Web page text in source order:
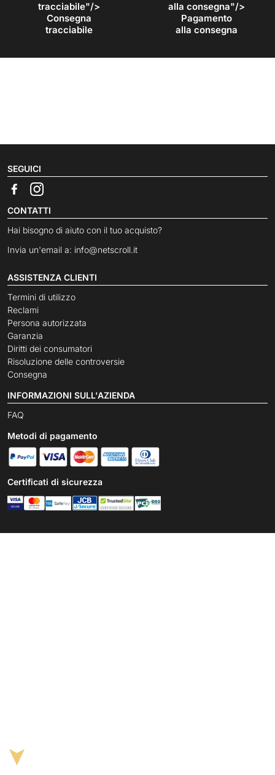
tracciabile"/>
Consegna
tracciabile
alla consegna"/>
Pagamento
alla consegna
SEGUICI
CONTATTI
Hai bisogno di aiuto con il tuo acquisto?
Invia un'email a: info@netscroll.it
ASSISTENZA CLIENTI
Termini di utilizzo
Reclami
Persona autorizzata
Garanzia
Diritti dei consumatori
Risoluzione delle controversie
Consegna
INFORMAZIONI SULL'AZIENDA
FAQ
Metodi di pagamento
Certificati di sicurezza